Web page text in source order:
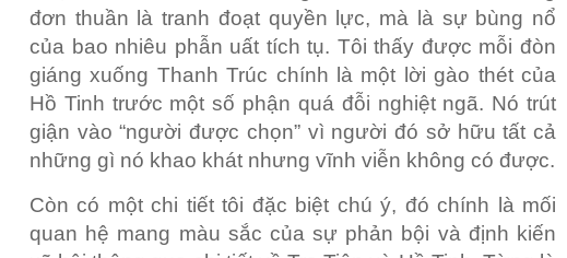
đơn thuần là tranh đoạt quyền lực, mà là sự bùng nổ
của bao nhiêu phẫn uất tích tụ. Tôi thấy được mỗi đòn
giáng xuống Thanh Trúc chính là một lời gào thét của
Hồ Tinh trước một số phận quá đỗi nghiệt ngã. Nó trút
giận vào “người được chọn” vì người đó sở hữu tất cả
những gì nó khao khát nhưng vĩnh viễn không có được.
Còn có một chi tiết tôi đặc biệt chú ý, đó chính là mối
quan hệ mang màu sắc của sự phản bội và định kiến